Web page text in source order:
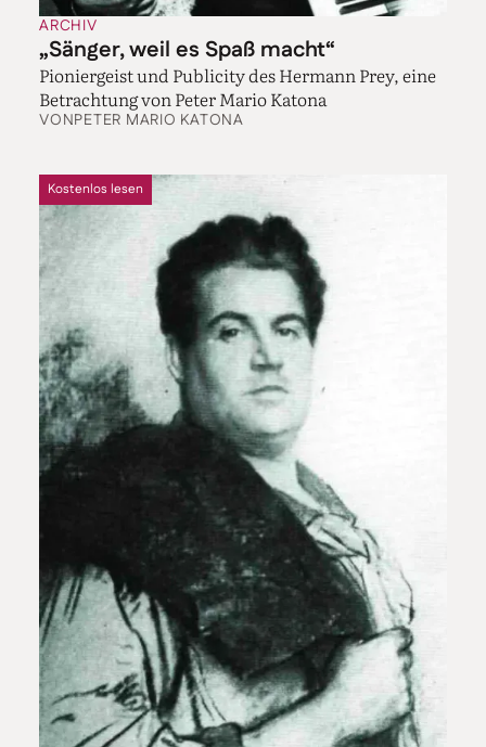
ARCHIV
„Sänger, weil es Spaß macht“
Pioniergeist und Publicity des Hermann Prey, eine
Betrachtung von Peter Mario Katona
VONPETER MARIO KATONA
Kostenlos lesen